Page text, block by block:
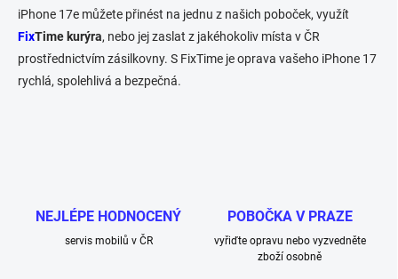
iPhone 17e můžete přinést na jednu z našich poboček, využít
FixTime kurýra, nebo jej zaslat z jakéhokoliv místa v ČR
prostřednictvím zásilkovny. S FixTime je oprava vašeho iPhone 17
rychlá, spolehlivá a bezpečná.
NEJLÉPE HODNOCENÝ
servis mobilů v ČR
POBOČKA V PRAZE
vyřiďte opravu nebo vyzvedněte
zboží osobně